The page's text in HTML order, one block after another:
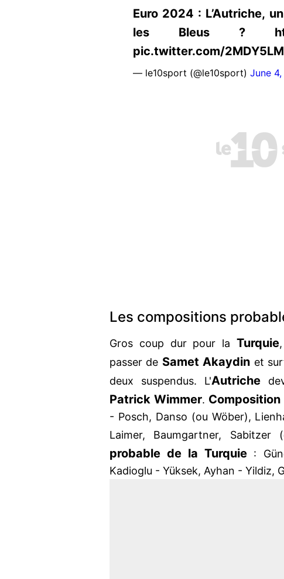
Euro 2024 : L’Autriche,
les Bleus ?
pic.twitter.com/
— le10sport (@le10sport) June
Les compositions
Gros coup dur pour la Turquie,
passer de Samet Akaydin et
deux suspendus. L'Autriche
Patrick Wimmer. Composition
- Posch, Danso (ou Wöber),
Laimer, Baumgartner,
probable de la Turquie :
Kadioglu - Yüksek, Ayhan - Yildiz,